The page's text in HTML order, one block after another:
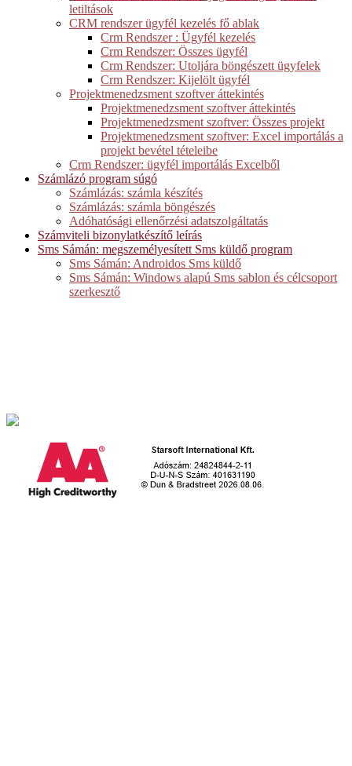
letiltások
CRM rendszer ügyfél kezelés fő ablak
Crm Rendszer : Ügyfél kezelés
Crm Rendszer: Összes ügyfél
Crm Rendszer: Utoljára böngészett ügyfelek
Crm Rendszer: Kijelölt ügyfél
Projektmenedzsment szoftver áttekintés
Projektmenedzsment szoftver áttekintés
Projektmenedzsment szoftver: Összes projekt
Projektmenedzsment szoftver: Excel importálás a
projekt bevétel tételeibe
Crm Rendszer: ügyfél importálás Excelből
Számlázó program súgó
Számlázás: számla készítés
Számlázás: számla böngészés
Adóhatósági ellenőrzési adatszolgáltatás
Számviteli bizonylatkészítő leírás
Sms Sámán: megszemélyesített Sms küldő program
Sms Sámán: Androidos Sms küldő
Sms Sámán: Windows alapú Sms sablon és célcsoport
szerkesztő